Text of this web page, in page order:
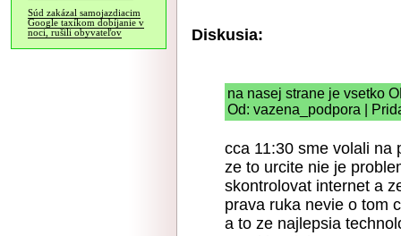
Súd zakázal samojazdiacim
Google taxíkom dobíjanie v
noci, rušili obyvateľov
Diskusia:
na nasej strane je vsetko
Od: vazena_podpora |
cca 11:30 sme volali na
ze to urcite nie je
skontrolovat internet a
prava ruka nevie o tom
a to ze najlepsia